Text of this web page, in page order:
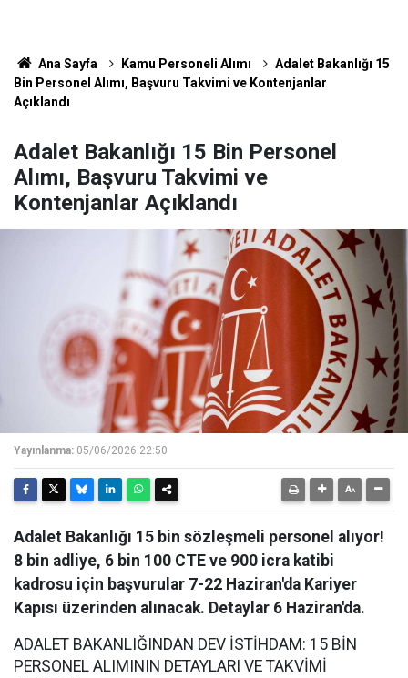
Ana Sayfa Kamu Personeli Alımı
Adalet Bakanlığı 15
Bin Personel Alımı, Başvuru Takvimi ve Kontenjanlar
Açıklandı
Adalet Bakanlığı 15 Bin Personel
Alımı, Başvuru Takvimi ve
Kontenjanlar Açıklandı
Yayınlanma: 05/06/2026 22:50
Adalet Bakanlığı 15 bin sözleşmeli personel alıyor!
8 bin adliye, 6 bin 100 CTE ve 900 icra katibi
kadrosu için başvurular 7-22 Haziran'da Kariyer
Kapısı üzerinden alınacak. Detaylar 6 Haziran'da.
ADALET BAKANLIĞINDAN DEV İSTİHDAM: 15 BİN
PERSONEL ALIMININ DETAYLARI VE TAKVİMİ